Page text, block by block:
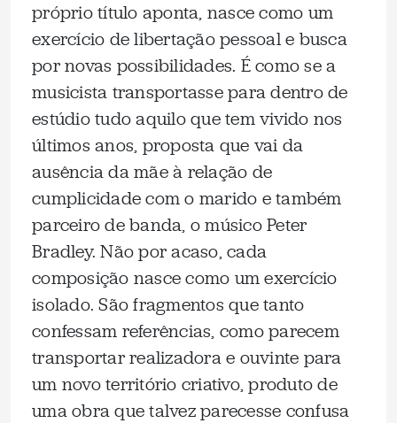
próprio título aponta, nasce como um
exercício de libertação pessoal e busca
por novas possibilidades. É como se a
musicista transportasse para dentro de
estúdio tudo aquilo que tem vivido nos
últimos anos, proposta que vai da
ausência da mãe à relação de
cumplicidade com o marido e também
parceiro de banda, o músico Peter
Bradley. Não por acaso, cada
composição nasce como um exercício
isolado. São fragmentos que tanto
confessam referências, como parecem
transportar realizadora e ouvinte para
um novo território criativo, produto de
uma obra que talvez parecesse confusa